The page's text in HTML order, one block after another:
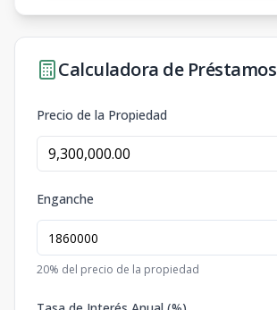
Calculadora de Préstamos
Precio de la Propiedad
Enganche
20% del precio de la propiedad